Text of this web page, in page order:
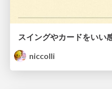
スイングやカードをいい
niccolli